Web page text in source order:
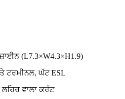
(L7.3×W4.3×H1.9)
ਟਰਮੀਨਲ, ਘੱਟ ESL
ਵਾਲਾ ਕਰੰਟ